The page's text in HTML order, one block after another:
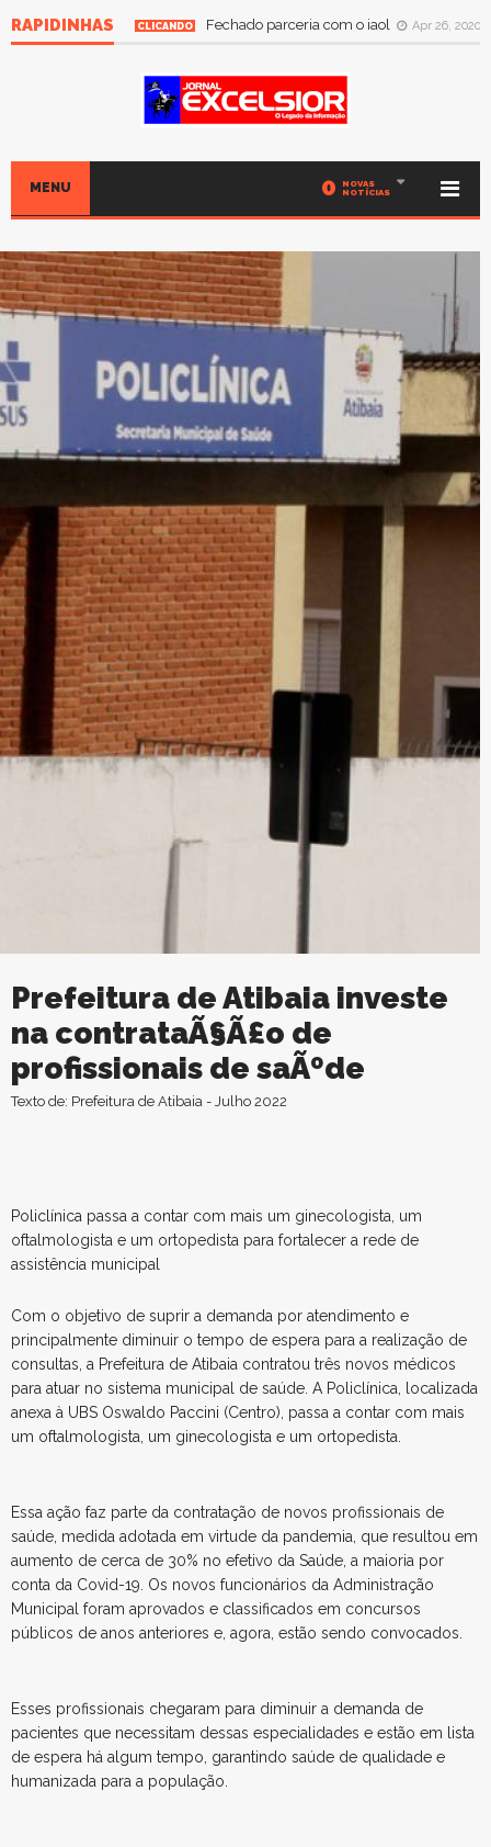
RAPIDINHAS CLICANDO Fechado parceria com o iaol Apr 26, 2020
MENU 0
NOVAS
NOTÍCIAS
Prefeitura de Atibaia investe
na contrataÃ§Ã£o de
profissionais de saÃºde
Texto de: Prefeitura de Atibaia - Julho 2022
Policlínica passa a contar com mais um ginecologista, um
oftalmologista e um ortopedista para fortalecer a rede de
assistência municipal
Com o objetivo de suprir a demanda por atendimento e
principalmente diminuir o tempo de espera para a realização de
consultas, a Prefeitura de Atibaia contratou três novos médicos
para atuar no sistema municipal de saúde. A Policlínica, localizada
anexa à UBS Oswaldo Paccini (Centro), passa a contar com mais
um oftalmologista, um ginecologista e um ortopedista.
Essa ação faz parte da contratação de novos profissionais de
saúde, medida adotada em virtude da pandemia, que resultou em
aumento de cerca de 30% no efetivo da Saúde, a maioria por
conta da Covid-19. Os novos funcionários da Administração
Municipal foram aprovados e classificados em concursos
públicos de anos anteriores e, agora, estão sendo convocados.
Esses profissionais chegaram para diminuir a demanda de
pacientes que necessitam dessas especialidades e estão em lista
de espera há algum tempo, garantindo saúde de qualidade e
humanizada para a população.